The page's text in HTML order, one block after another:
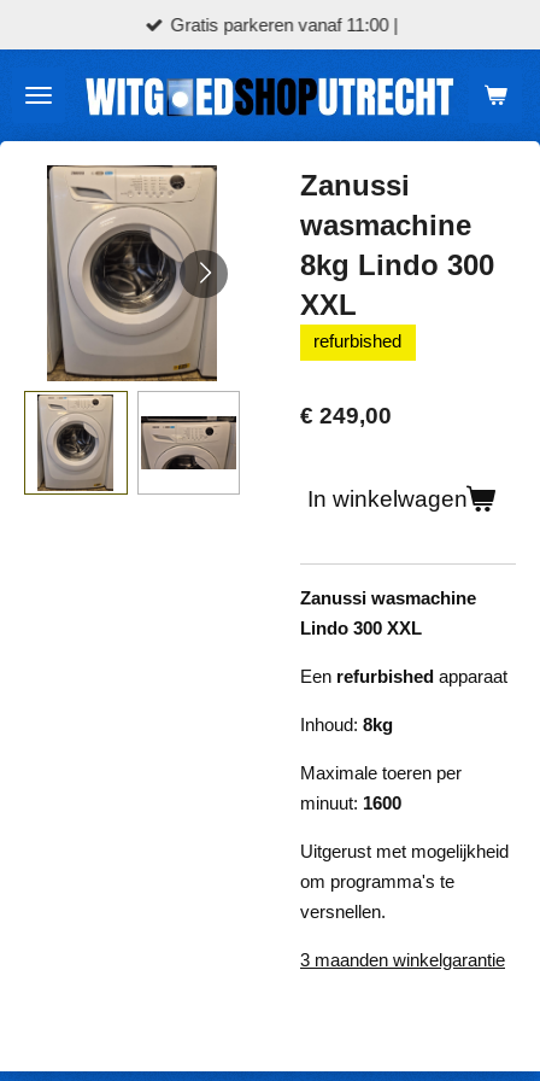
direct
naar
hoofdinhoud
Gratis parkeren vanaf 11:00 |
Zanussi
wasmachine
8kg Lindo 300
XXL
refurbished
€ 249,00
In winkelwagen
Zanussi wasmachine
Lindo 300 XXL
Een refurbished apparaat
Inhoud: 8kg
Maximale toeren per
minuut: 1600
Uitgerust met mogelijkheid
om programma's te
versnellen.
3 maanden winkelgarantie